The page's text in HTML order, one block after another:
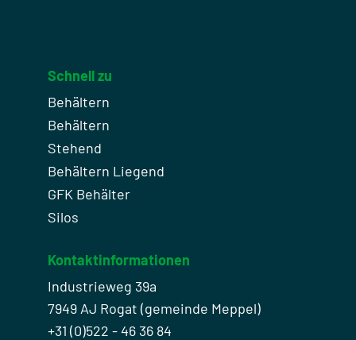
Schnell zu
Behältern
Behältern
Stehend
Behältern Liegend
GFK Behälter
Silos
Kontaktinformationen
Industrieweg 39a
7949 AJ Rogat (gemeinde Meppel)
+31 (0)522 - 46 36 84